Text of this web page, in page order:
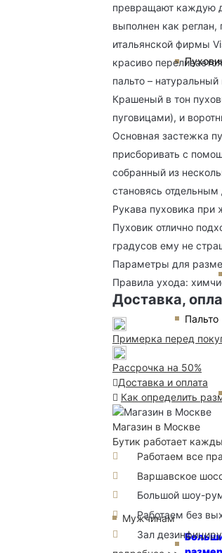
Мужчинам
Пальто
превращают каждую
выполнен как
итальянской фирмы
красиво
пальто –
Крашеный в тон
пуговицами), и
Основная застежка
присборивать с
собранный из
становясь
Рукава пуховика
Пуховик отлично
градусов ему не
Параметры для
Правила ухода:
Доставка,
Примерка перед
Рассрочка на 50%
Доставка и оплата
Как определить
Магазин в Москве
Бутик работает
Работаем все
Варшавское
Большой шоу-
Работаем без
Зал